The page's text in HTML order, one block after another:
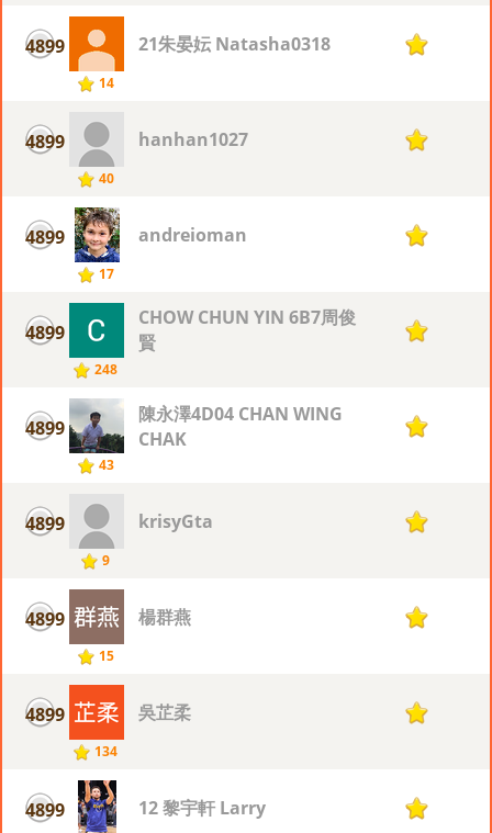
4899
14
21朱晏妘 Natasha0318 1
4899
40
hanhan1027 1
4899
17
andreioman 1
4899
248
CHOW CHUN YIN 6B7周俊
賢
1
4899
43
陳永澤4D04 CHAN WING
CHAK
1
4899
9
krisyGta 1
4899
15
楊群燕 1
4899
134
吳芷柔 1
4899 12 黎宇軒 Larry 1